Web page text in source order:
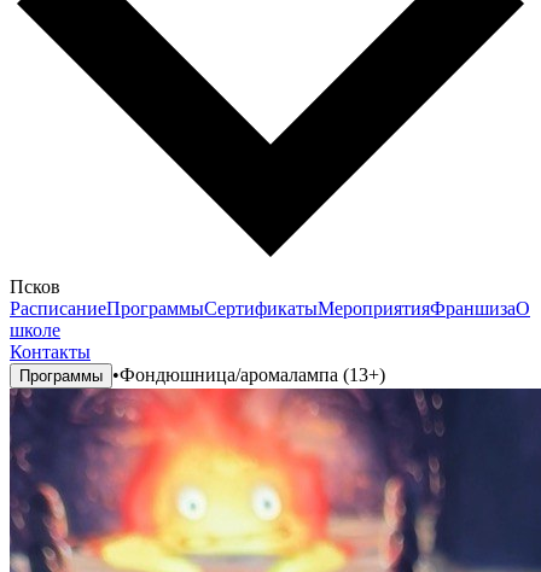
Псков
РасписаниеПрограммыСертификатыМероприятияФраншизаО
школе
Контакты
Программы •Фондюшница/аромалампа (13+)